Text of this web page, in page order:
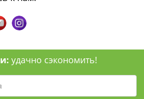
удачно сэкономить!